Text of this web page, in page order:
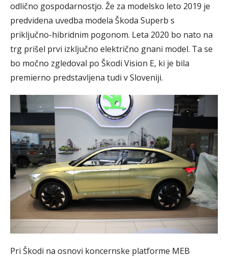
odlično gospodarnostjo. Že za modelsko leto 2019 je
predvidena uvedba modela Škoda Superb s
priključno-hibridnim pogonom. Leta 2020 bo nato na
trg prišel prvi izključno električno gnani model. Ta se
bo močno zgledoval po Škodi Vision E, ki je bila
premierno predstavljena tudi v Sloveniji.
Pri Škodi na osnovi koncernske platforme MEB